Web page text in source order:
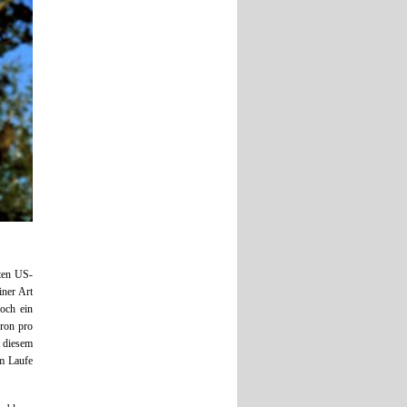
US-
Art
ein
pro
Laufe